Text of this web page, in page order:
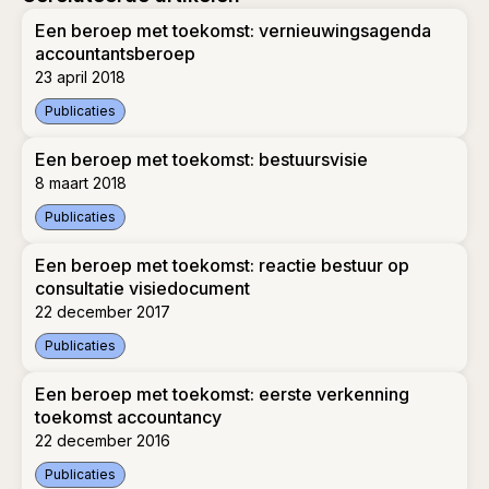
Een beroep met toekomst: vernieuwingsagenda
accountantsberoep
23 april 2018
Publicaties
Een beroep met toekomst: bestuursvisie
8 maart 2018
Publicaties
Een beroep met toekomst: reactie bestuur op
consultatie visiedocument
22 december 2017
Publicaties
Een beroep met toekomst: eerste verkenning
toekomst accountancy
22 december 2016
Publicaties